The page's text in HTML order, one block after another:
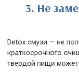
3. Не
Detox смузи — не
краткосрочного
твердой пищи может